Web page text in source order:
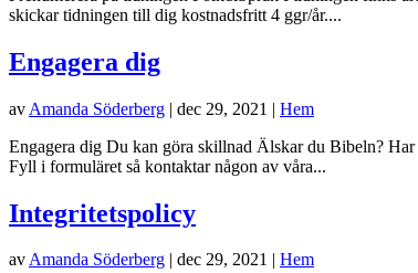
skickar tidningen till dig kostnadsfritt 4 ggr/år....
Engagera dig
av Amanda Söderberg | dec 29, 2021 | Hem
Engagera dig Du kan göra skillnad Älskar du Bibeln?
Fyll i formuläret så kontaktar någon av våra...
Integritetspolicy
avAmanda Söderberg | dec 29, 2021 | Hem